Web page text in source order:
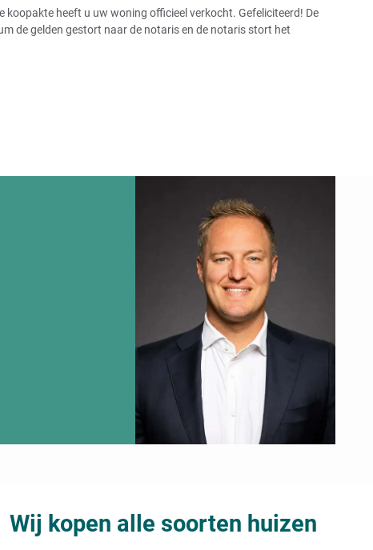
heeft u uw woning officieel verkocht. Gefeliciteerd! De
de gelden gestort naar de notaris en de notaris stort het
Wij kopen alle soorten huizen